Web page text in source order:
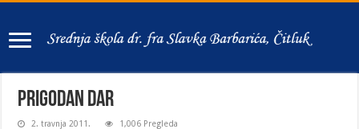
Prigodan dar
2. travnja 2011. 1,006 Pregleda